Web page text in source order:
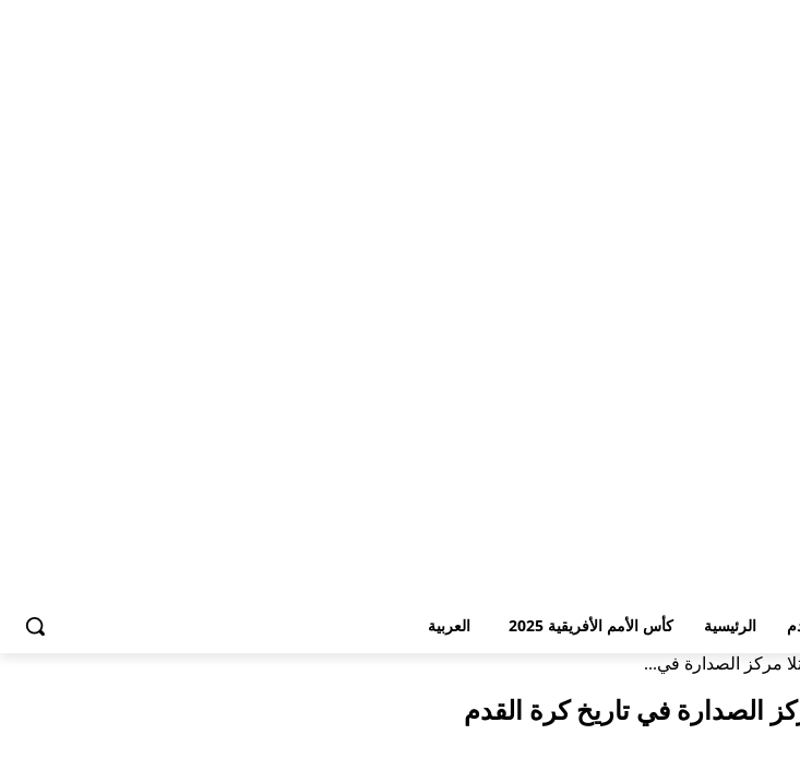
الرئيسية كأس الأمم الأفريقية 2025 العربية